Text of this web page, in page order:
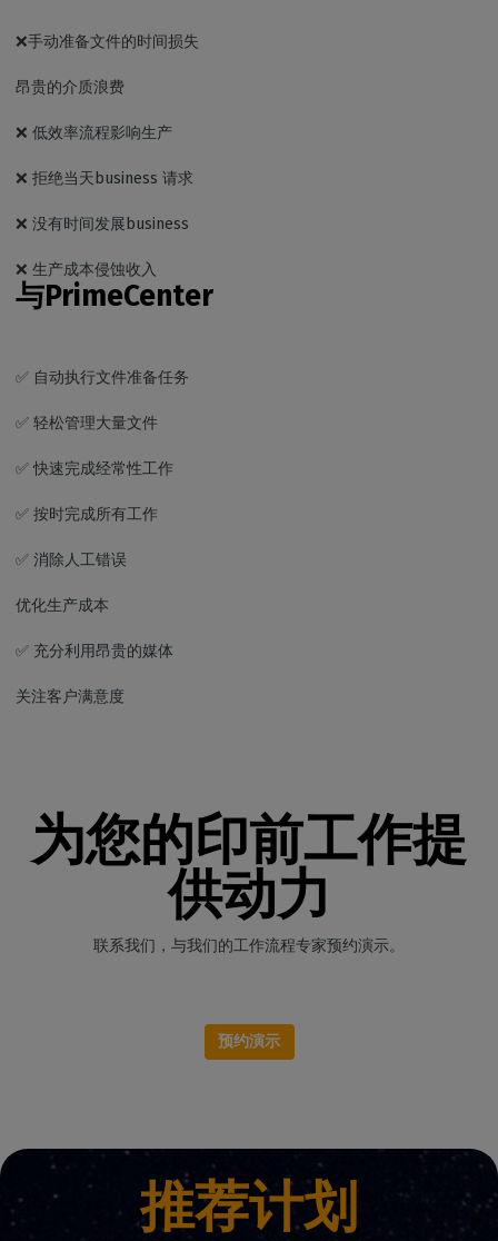
❌手动准备文件的时间损失
昂贵的介质浪费
❌ 低效率流程影响生产
❌ 拒绝当天business 请求
❌ 没有时间发展business
❌ 生产成本侵蚀收入
与PrimeCenter
✅ 自动执行文件准备任务
✅ 轻松管理大量文件
✅ 快速完成经常性工作
✅ 按时完成所有工作
✅ 消除人工错误
优化生产成本
✅ 充分利用昂贵的媒体
关注客户满意度
为您的印前工作提
供动力
联系我们，与我们的工作流程专家预约演示。
预约演示
推荐计划